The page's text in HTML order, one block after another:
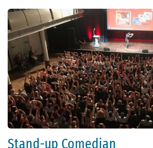
Stand-up Comedian